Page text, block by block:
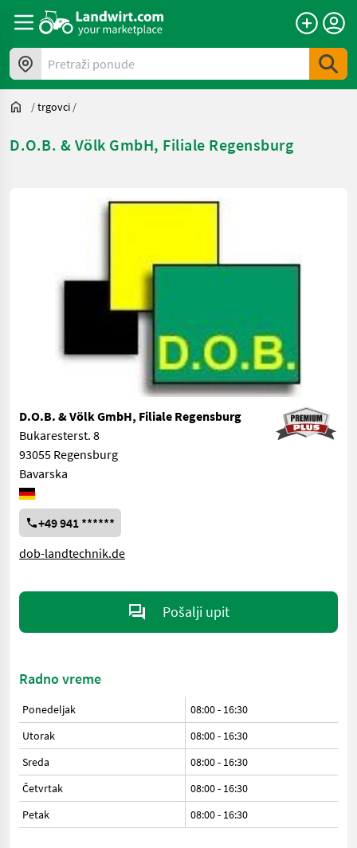
Pretraži ponude
/trgovci /
D.O.B. & Völk GmbH, Filiale Regensburg
D.O.B. & Völk GmbH, Filiale Regensburg
Bukaresterst. 8
93055 Regensburg
Bavarska
+49 941 ******
dob-landtechnik.de
Pošalji upit
Radno vreme
Ponedeljak 08:00- 16:30
Utorak
08:00- 16:30
Sreda
08:00- 16:30
Četvrtak
08:00- 16:30
Petak
08:00- 16:30